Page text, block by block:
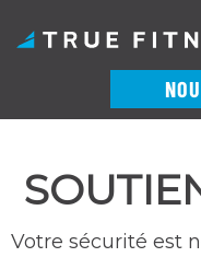
content
Votre sécurité est